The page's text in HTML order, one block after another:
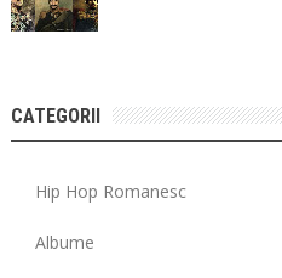
CATEGORII
Hip Hop Romanesc
Albume